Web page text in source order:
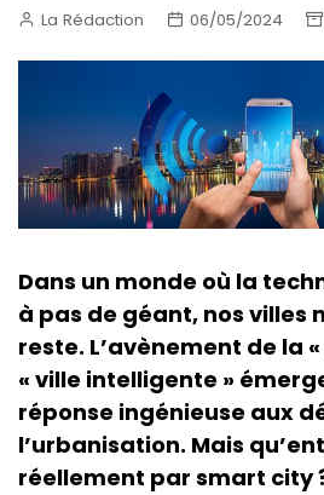
La Rédaction 06/05/2024
Dans un monde où la
à pas de géant, nos villes
reste. L’avènement de la
« ville intelligente »
réponse ingénieuse aux
l’urbanisation. Mais
réellement par smart city